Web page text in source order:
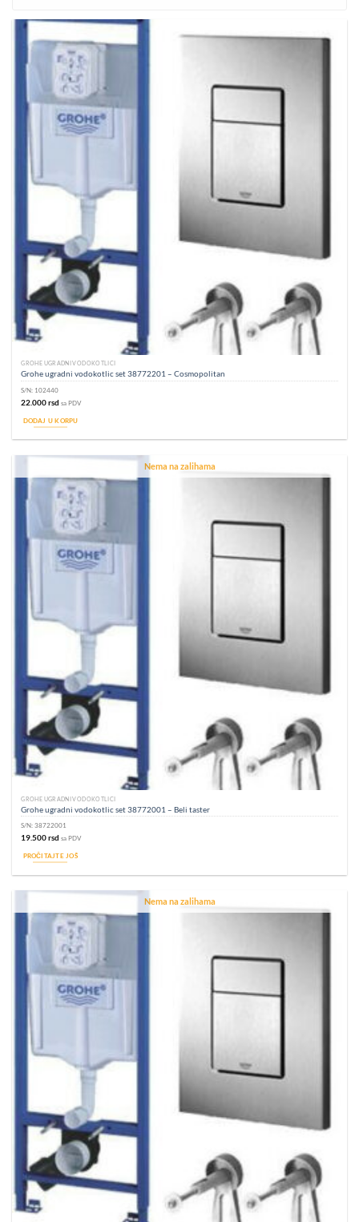
GROHE UGRADNI VODOKOTLIĆI
Grohe ugradni vodokotlic set 38772201 – Cosmopolitan
S/N: 102440
22.000rsd sa PDV
DODAJ U KORPU
Nema na zalihama
GROHE UGRADNI VODOKOTLIĆI
Grohe ugradni vodokotlic set 38772001 – Beli taster
S/N:38722001
19.500rsd sa PDV
PROČITAJTE JOŠ
Nema na zalihama